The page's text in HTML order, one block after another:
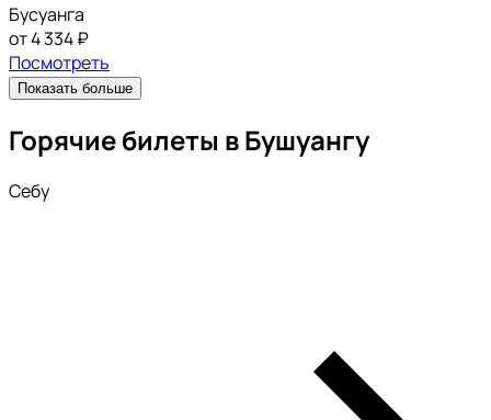
Бусуанга
от 4 334 ₽
Посмотреть
Показать больше
Горячие билеты в Бушуангу
Себу